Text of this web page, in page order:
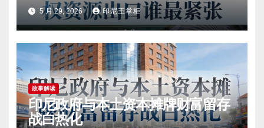
5 月 29, 2026 印尼王掌柜
政事解读
印尼政府与本土资本摊牌财富留存
战白热化